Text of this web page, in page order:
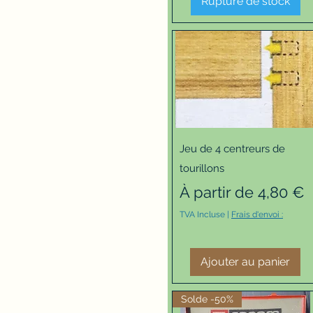
Aperçu rapide
Jeu de 4 centreurs de
tourillons
À partir de 4,80 €
Prix promotionnel
TVA Incluse | Frais d'envoi :
Ajouter au panier
Solde -50%